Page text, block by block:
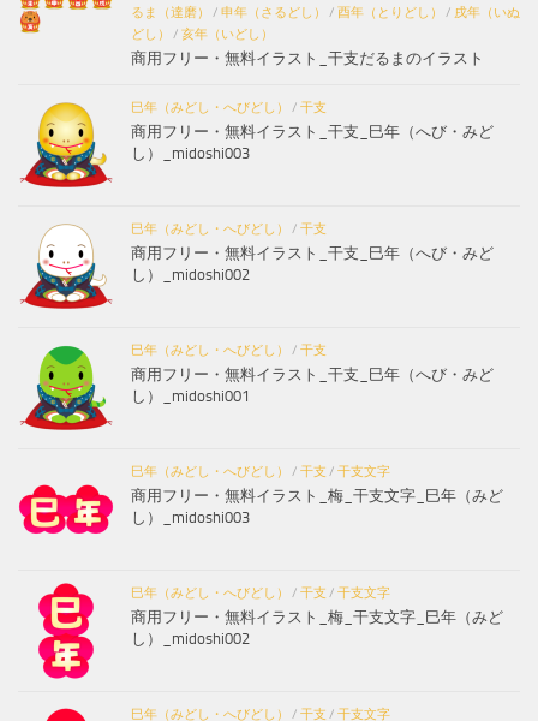
るま（達磨）
/ 申年（さるどし） / 酉年（とりどし） / 戌年（いぬ
どし）
/ 亥年（いどし）
商用フリー・無料イラスト_干支だるまのイラスト
巳年（みどし・へびどし） / 干支
商用フリー・無料イラスト_干支_巳年（へび・みど
し）_midoshi003
巳年（みどし・へびどし） / 干支
商用フリー・無料イラスト_干支_巳年（へび・みど
し）_midoshi002
巳年（みどし・へびどし） / 干支
商用フリー・無料イラスト_干支_巳年（へび・みど
し）_midoshi001
巳年（みどし・へびどし） / 干支 / 干支文字
商用フリー・無料イラスト_梅_干支文字_巳年（みど
し）_midoshi003
巳年（みどし・へびどし） / 干支 / 干支文字
商用フリー・無料イラスト_梅_干支文字_巳年（みど
し）_midoshi002
巳年（みどし・へびどし） / 干支 / 干支文字